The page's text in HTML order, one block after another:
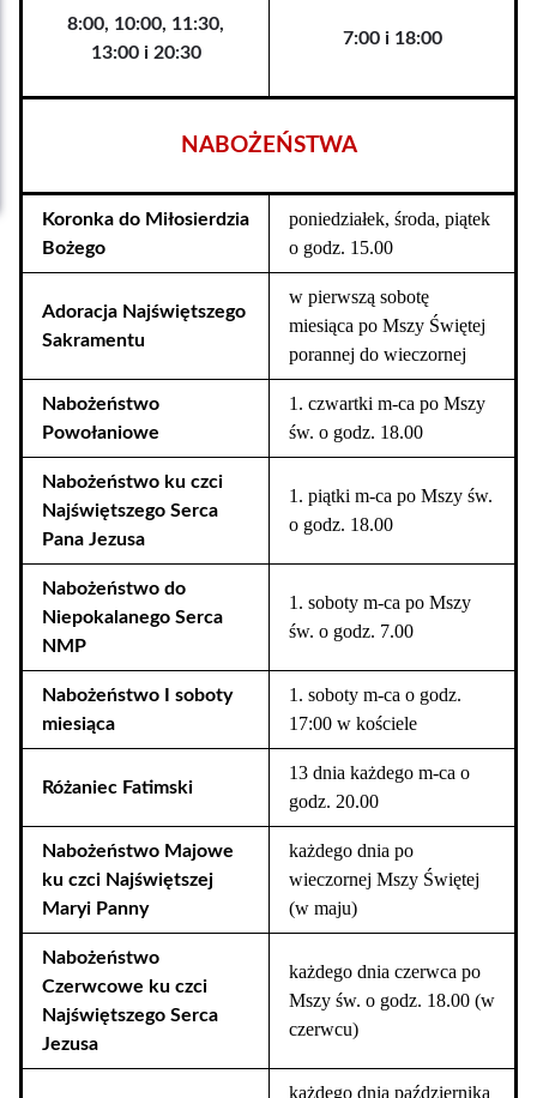
8:00, 10:00, 11:30,
13:00 i 20:30
7:00 i 18:00
NABOŻEŃSTWA
Koronka do Miłosierdzia
Bożego
poniedziałek, środa, piątek
o godz. 15.00
Adoracja Najświętszego
Sakramentu
w pierwszą sobotę
miesiąca po Mszy Świętej
porannej do wieczornej
Nabożeństwo
Powołaniowe
1. czwartki m-ca po Mszy
św. o godz. 18.00
Nabożeństwo ku czci
Najświętszego Serca
Pana Jezusa
1. piątki m-ca po Mszy św.
o godz. 18.00
Nabożeństwo do
Niepokalanego Serca
NMP
1. soboty m-ca po Mszy
św. o godz. 7.00
Nabożeństwo I soboty
miesiąca
1. soboty m-ca o godz.
17:00 w kościele
Różaniec Fatimski
13 dnia każdego m-ca o
godz. 20.00
Nabożeństwo Majowe
ku czci Najświętszej
Maryi Panny
każdego dnia po
wieczornej Mszy Świętej
(w maju)
Nabożeństwo
Czerwcowe ku czci
Najświętszego Serca
Jezusa
każdego dnia czerwca po
Mszy św. o godz. 18.00 (w
czerwcu)
każdego dnia października